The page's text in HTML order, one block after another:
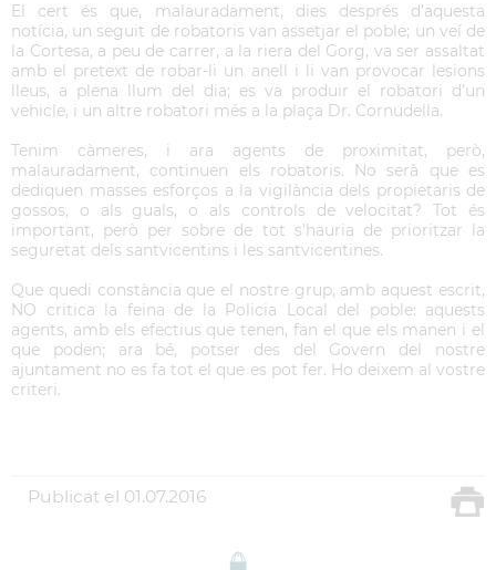
El cert és que, malauradament, dies després d’aquesta
notícia, un seguit de robatoris van assetjar el poble; un veí de
la Cortesa, a peu de carrer, a la riera del Gorg, va ser assaltat
amb el pretext de robar-li un anell i li van provocar lesions
lleus, a plena llum del dia; es va produir el robatori d’un
vehicle, i un altre robatori més a la plaça Dr. Cornudella.
Tenim càmeres, i ara agents de proximitat, però,
malauradament, continuen els robatoris. No serà que es
dediquen masses esforços a la vigilància dels propietaris de
gossos, o als guals, o als controls de velocitat? Tot és
important, però per sobre de tot s’hauria de prioritzar la
seguretat dels santvicentins i les santvicentines.
Que quedi constància que el nostre grup, amb aquest escrit,
NO critica la feina de la Policia Local del poble: aquests
agents, amb els efectius que tenen, fan el que els manen i el
que poden; ara bé, potser des del Govern del nostre
ajuntament no es fa tot el que es pot fer. Ho deixem al vostre
criteri.
Publicat el 01.07.2016